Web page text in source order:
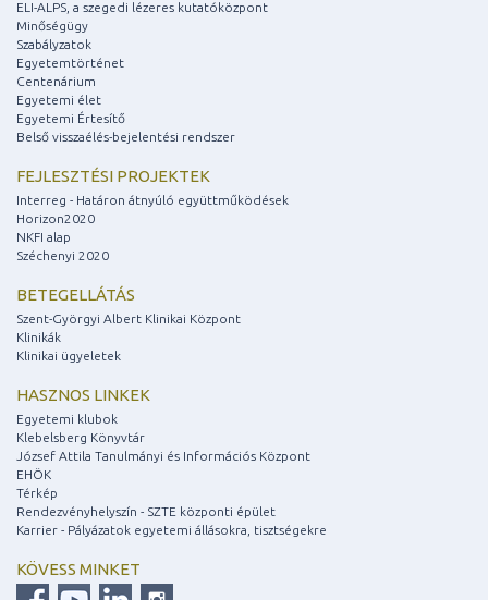
ELI-ALPS, a szegedi lézeres kutatóközpont
Minőségügy
Szabályzatok
Egyetemtörténet
Centenárium
Egyetemi élet
Egyetemi Értesítő
Belső visszaélés-bejelentési rendszer
FEJLESZTÉSI PROJEKTEK
Interreg - Határon átnyúló együttműködések
Horizon2020
NKFI alap
Széchenyi 2020
BETEGELLÁTÁS
Szent-Györgyi Albert Klinikai Központ
Klinikák
Klinikai ügyeletek
HASZNOS LINKEK
Egyetemi klubok
Klebelsberg Könyvtár
József Attila Tanulmányi és Információs Központ
EHÖK
Térkép
Rendezvényhelyszín - SZTE központi épület
Karrier - Pályázatok egyetemi állásokra, tisztségekre
KÖVESS MINKET